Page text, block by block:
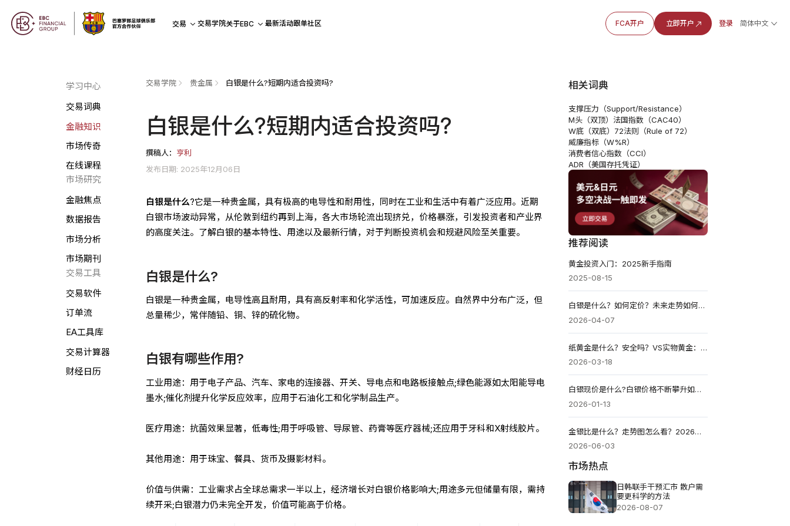
交易 交易学院关于EBC 最新活动跟单社区 FCA开户 立即开户 登录 简体中文
学习中心
交易词典
金融知识
市场传奇
在线课程
市场研究
金融焦点
数据报告
市场分析
市场期刊
交易工具
交易软件
订单流
EA工具库
交易计算器
财经日历
交易学院 贵金属 白银是什么?短期内适合投资吗?
白银是什么?短期内适合投资吗?
撰稿人： 亨利
发布日期: 2025年12月06日
白银是什么?它是一种贵金属，具有极高的电导性和耐用性，同时在工业和生活中有着广泛应用。近期
白银市场波动异常，从伦敦到纽约再到上海，各大市场轮流出现挤兑，价格暴涨，引发投资者和产业界
的高度关注。了解白银的基本特性、用途以及最新行情，对于判断投资机会和规避风险至关重要。
白银是什么?
白银是一种贵金属，电导性高且耐用，具有高反射率和化学活性，可加速反应。自然界中分布广泛，但
总量稀少，常伴随铅、铜、锌的硫化物。
白银有哪些作用?
工业用途：用于电子产品、汽车、家电的连接器、开关、导电点和电路板接触点;绿色能源如太阳能导电
墨水;催化剂提升化学反应效率，应用于石油化工和化学制品生产。
医疗用途：抗菌效果显著，低毒性;用于呼吸管、导尿管、药膏等医疗器械;还应用于牙科和X射线胶片。
其他用途：用于珠宝、餐具、货币及摄影材料。
价值与供需：工业需求占全球总需求一半以上，经济增长对白银价格影响大;用途多元但储量有限，需持
续开采;白银潜力仍未完全开发，价值可能高于价格。
相关词典
支撑压力（Support/Resistance）
M头（双顶） 法国指数（CAC40）
W底（双底） 72法则（Rule of 72）
威廉指标（W%R）
消费者信心指数（CCI）
ADR（美国存托凭证）
推荐阅读
黄金投资入门：2025新手指南
2025-08-15
白银是什么？如何定价？未来走势如何？2026值得投资吗？
2026-04-07
纸黄金是什么？安全吗？VS实物黄金：哪种更适合投资？
2026-03-18
白银现价是什么?白银价格不断攀升如何抓住投资时机?
2026-01-13
金银比是什么？走势图怎么看？2026黄金还是白银更值得买？
2026-06-03
市场热点
日韩联手干预汇市 散户需
要更科学的方法
2026-08-07